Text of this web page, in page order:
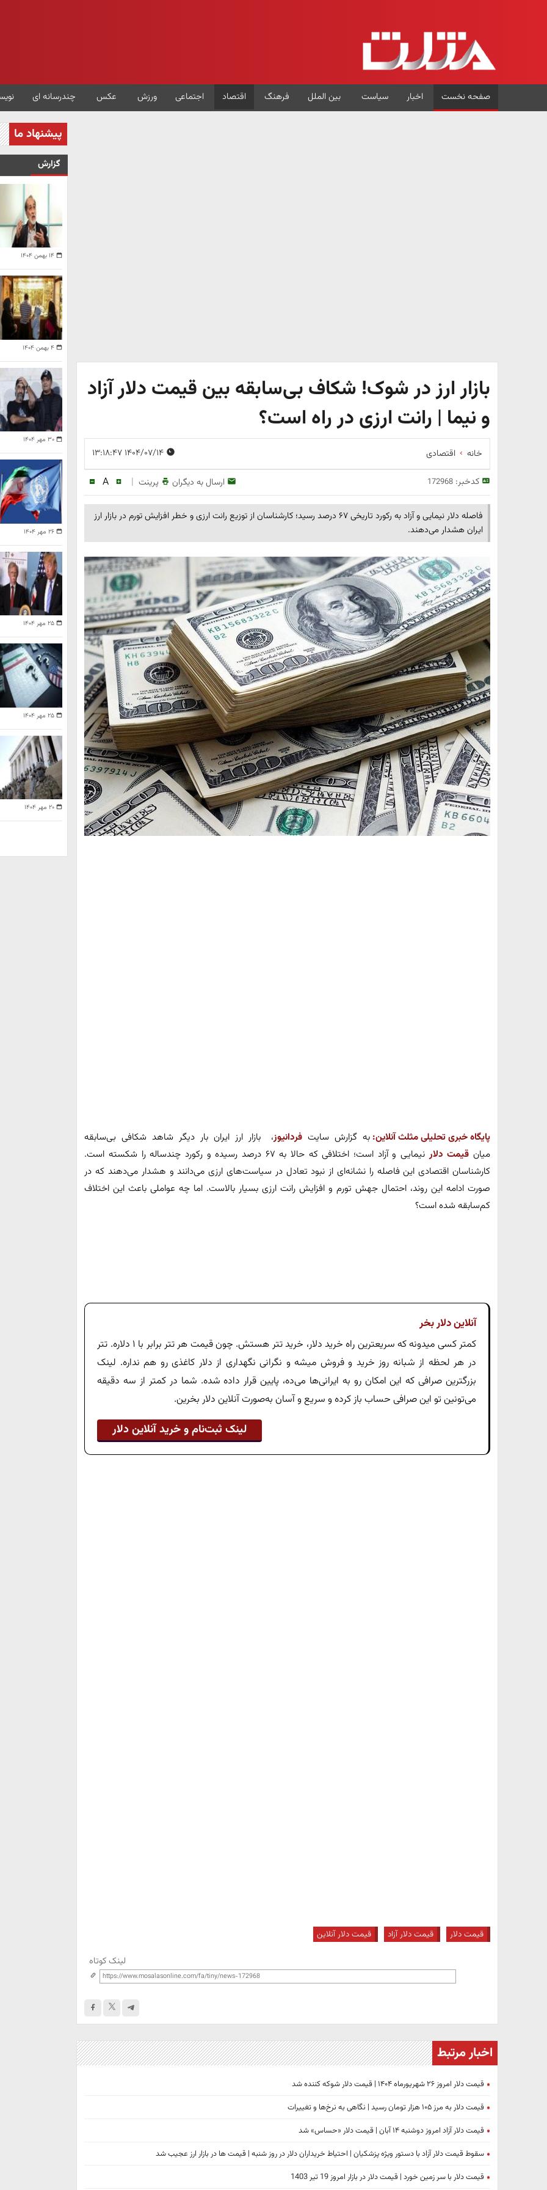
صفحه نخست اخبار سیاست بین الملل فرهنگ اقتصاد اجتماعی ورزش عکس چندرسانه ای
بازار ارز در شوک! شکاف بی‌سابقه بین قیمت دلار آزاد
و نیما | رانت ارزی در راه است؟
خانه اقتصادی
کدخبر:172968 ارسال به دیگران پرینت |
A
فاصله دلار نیمایی و آزاد به رکورد تاریخی ۶۷ درصد رسید؛ کارشناسان از توزیع رانت ارزی و خطر افزایش تورم در بازار ارز
ایران هشدار می‌دهند.
پایگاه خبری تحلیلی مثلث آنلاین: به گزارش سایت فردانیوز، بازار ارز ایران بار دیگر شاهد شکافی بی‌سابقه
میان قیمت دلار
نیمایی و آزاد است؛ اختلافی که حالا به ۶۷ درصد رسیده و رکورد چندساله را شکسته است.
کارشناسان اقتصادی این فاصله را نشانه‌ای از نبود تعادل در سیاست‌های ارزی می‌دانند و هشدار می‌دهند که در
صورت ادامه این روند، احتمال جهش تورم و افزایش رانت ارزی بسیار بالاست. اما چه عواملی باعث این اختلاف
کم‌سابقه شده است؟
آنلاین دلار بخر
کمتر کسی میدونه که سریعترین راه خرید دلار، خرید تتر هستش. چون قیمت هر تتر برابر با ۱ دلاره. تتر
در هر لحظه از شبانه روز خرید و فروش میشه و نگرانی نگهداری از دلار کاغذی رو هم نداره. لینک
بزرگترین صرافی که این امکان رو به ایرانی‌ها می‌ده، پایین قرار داده شده. شما در کمتر از سه دقیقه
می‌تونین تو این صرافی حساب باز کرده و سریع و آسان به‌صورت آنلاین دلار بخرین.
لینک ثبت‌نام و خرید آنلاین دلار
قیمت دلار قیمت دلار آزاد قیمت دلار آنلاین
لینک کوتاه
اخبار مرتبط
قیمت دلار امروز ۲۶ شهریورماه ۱۴۰۴ | قیمت دلار شوکه کننده شد
قیمت دلار به مرز ۱۰۵ هزار تومان رسید | نگاهی به نرخ‌ها و تغییرات
قیمت دلار آزاد امروز دوشنبه ۱۴ آبان | قیمت دلار «حساس» شد
سقوط قیمت دلار آزاد با دستور ویژه پزشکیان | احتیاط خریداران دلار در روز شنبه | قیمت ها در بازار ارز عجیب شد
قیمت دلار با سر زمین خورد | قیمت دلار در بازار امروز 19 تیر 1403
پیشنهاد ما
گزارش
۱۴ بهمن ۱۴۰۴
۴ بهمن ۱۴۰۴
۳۰ مهر ۱۴۰۴
۲۶ مهر ۱۴۰۴
۲۵ مهر ۱۴۰۴
۲۵ مهر ۱۴۰۴
۲۰ مهر ۱۴۰۴